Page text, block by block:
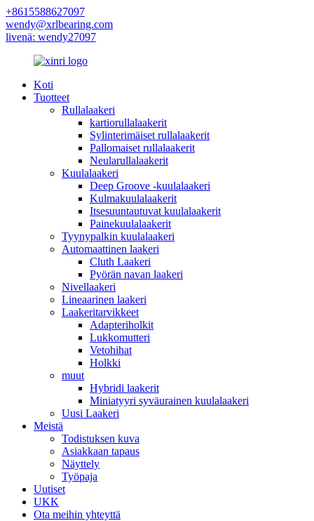
+8615588627097
wendy@xrlbearing.com
livenä: wendy27097
Koti
Tuotteet
Rullalaakeri
kartiorullalaakerit
Sylinterimäiset rullalaakerit
Pallomaiset rullalaakerit
Neularullalaakerit
Kuulalaakeri
Deep Groove -kuulalaakeri
Kulmakuulalaakerit
Itsesuuntautuvat kuulalaakerit
Painekuulalaakerit
Tyynypalkin kuulalaakeri
Automaattinen laakeri
Cluth Laakeri
Pyörän navan laakeri
Nivellaakeri
Lineaarinen laakeri
Laakeritarvikkeet
Adapteriholkit
Lukkomutteri
Vetohihat
Holkki
muut
Hybridi laakerit
Miniatyyri syväurainen kuulalaakeri
Uusi Laakeri
Meistä
Todistuksen kuva
Asiakkaan tapaus
Näyttely
Työpaja
Uutiset
UKK
Ota meihin yhteyttä